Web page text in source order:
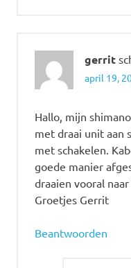
gerrit
april 19,
Hallo, mijn
met draai unit aan
met schakelen.
goede manier
draaien vooral
Groetjes Gerrit
Beantwoorden